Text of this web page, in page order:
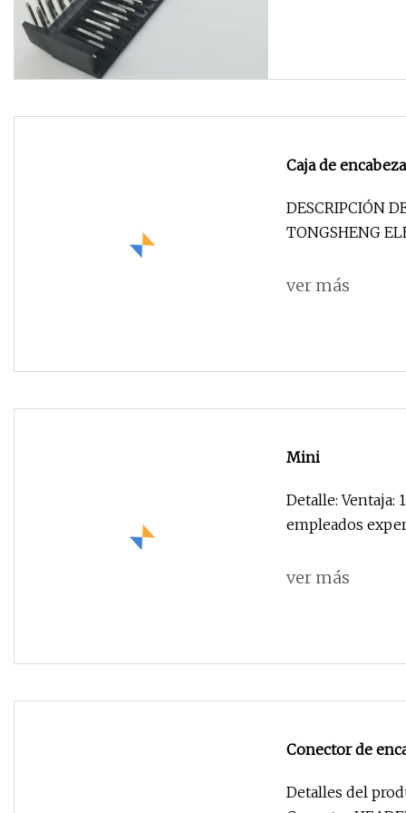
Caja de
DESCRIPCIÓN
TONGSHENG ELECTRONIC
ver más
Mini
Detalle: Ventaja:
empleados
ver más
Conector de
Detalles del producto